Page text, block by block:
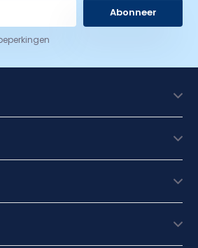
Abonneer